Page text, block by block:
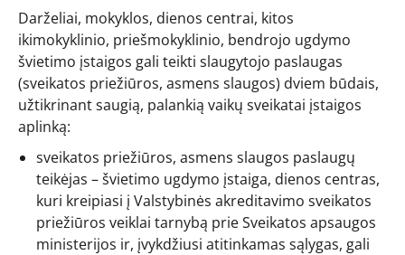
Darželiai, mokyklos, dienos centrai, kitos
ikimokyklinio, priešmokyklinio, bendrojo ugdymo
švietimo įstaigos gali teikti slaugytojo paslaugas
(sveikatos priežiūros, asmens slaugos) dviem būdais,
užtikrinant saugią, palankią vaikų sveikatai įstaigos
aplinką:
sveikatos priežiūros, asmens slaugos paslaugų
teikėjas – švietimo ugdymo įstaiga, dienos centras,
kuri kreipiasi į Valstybinės akreditavimo sveikatos
priežiūros veiklai tarnybą prie Sveikatos apsaugos
ministerijos ir, įvykdžiusi atitinkamas sąlygas, gali